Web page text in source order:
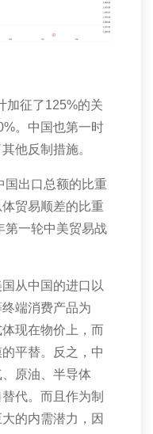
加征了125%的关
。中国也第一时
他反制措施。
国出口总额的比重
体贸易顺差的比重
第一轮中美贸易战
从中国的进口以
端消费产品为
现在物价上，而
平替。反之，中
原油、半导体
代。而且作为制
的内需潜力，因